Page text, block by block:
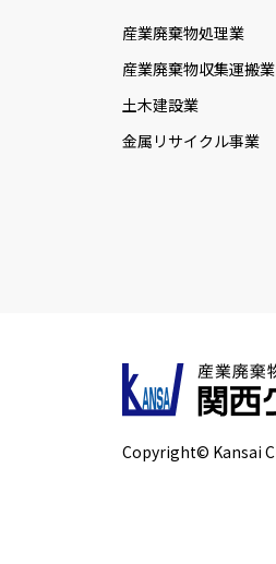
産業廃棄物処理業
産業廃棄物収集運搬業
土木建設業
金属リサイクル事業
Copyright© Kansai